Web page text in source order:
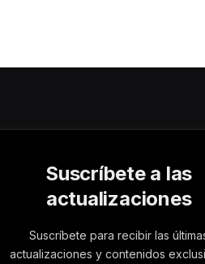
Suscríbete a las
actualizaciones
Suscríbete para recibir las
actualizaciones y contenidos